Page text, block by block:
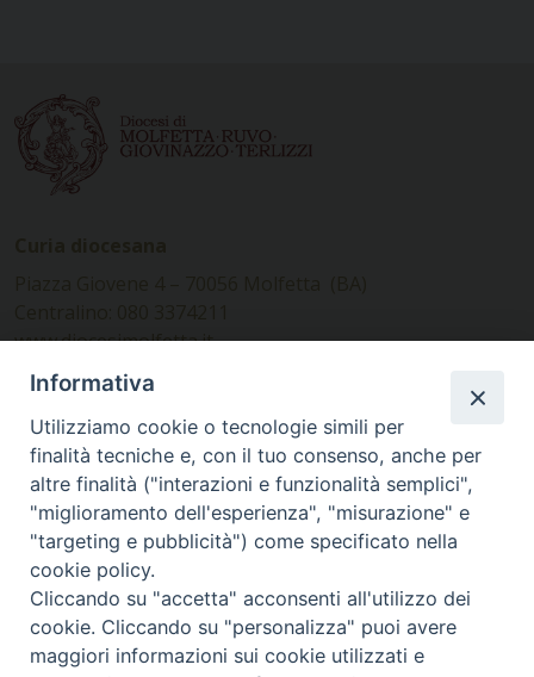
www.diocesimolfetta.it –
diocesimolfetta@pec.chiesacattolica.it
Ufficio Comunicazioni sociali
Piazza Giovene 4 – 70056 Molfetta (BA)
comunicazionisociali@diocesimolfetta.it
SEGUICI SU
Facebook
Instagram
X YouTube
Feed
Informativa
Utilizziamo cookie o tecnologie simili per
finalità tecniche e, con il tuo consenso, anche per
altre finalità ("interazioni e funzionalità semplici",
"miglioramento dell'esperienza", "misurazione" e
"targeting e pubblicità") come specificato nella
cookie policy.
Cliccando su "accetta" acconsenti all'utilizzo dei
cookie. Cliccando su "personalizza" puoi avere
maggiori informazioni sui cookie utilizzati e